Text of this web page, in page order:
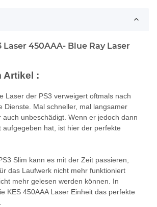
450AAA- Blue Ray Laser
Artikel :
Laser der PS3 verweigert oftmals nach
Dienste. Mal schneller, mal langsamer
auch unbeschädigt. Wenn er jedoch dann
aufgegeben hat, ist hier der perfekte
Slim kann es mit der Zeit passieren,
das Laufwerk nicht mehr funktioniert
mehr gelesen werden können. In
KES 450AAA Laser Einheit das perfekte